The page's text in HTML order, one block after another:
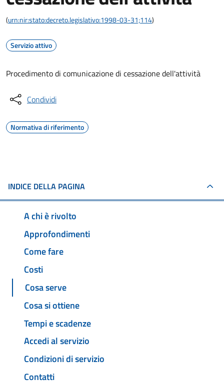
(urn:nir:stato:decreto.legislativo:1998-03-31;114)
Servizio attivo
Procedimento di comunicazione di cessazione dell'attività
Condividi
Normativa di riferimento
INDICE DELLA PAGINA
A chi è rivolto
Approfondimenti
Come fare
Costi
Cosa serve
Cosa si ottiene
Tempi e scadenze
Accedi al servizio
Condizioni di servizio
Contatti